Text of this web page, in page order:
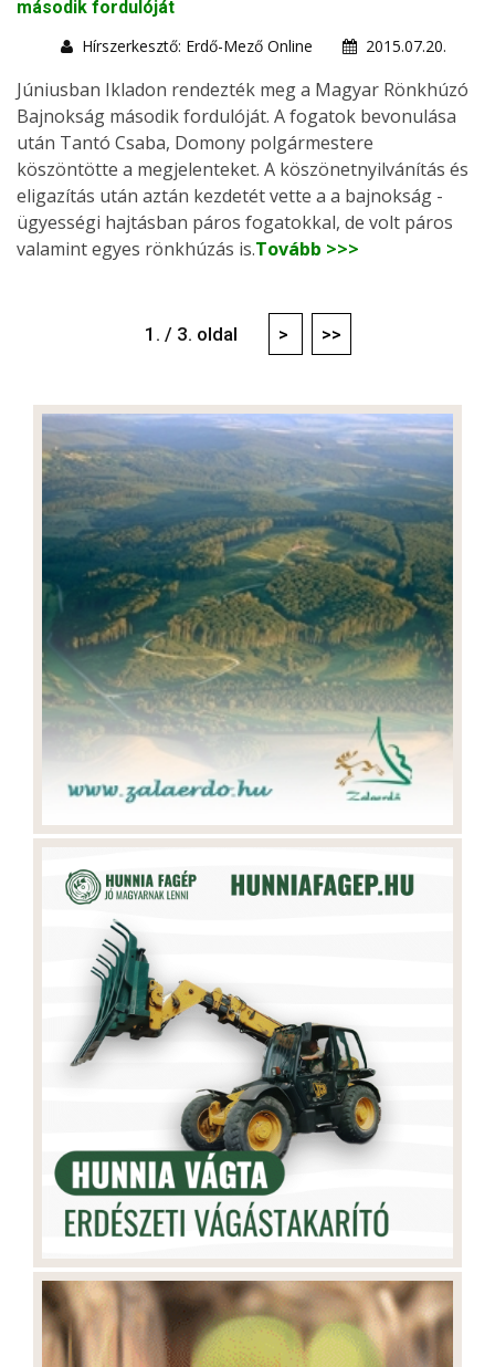
második fordulóját
Hírszerkesztő: Erdő-Mező Online
2015.07.20.
Júniusban Ikladon rendezték meg a Magyar Rönkhúzó
Bajnokság második fordulóját. A fogatok bevonulása
után Tantó Csaba, Domony polgármestere
köszöntötte a megjelenteket. A köszönetnyilvánítás és
eligazítás után aztán kezdetét vette a a bajnokság -
ügyességi hajtásban páros fogatokkal, de volt páros
valamint egyes rönkhúzás is.Tovább >>>
1. / 3. oldal > >>